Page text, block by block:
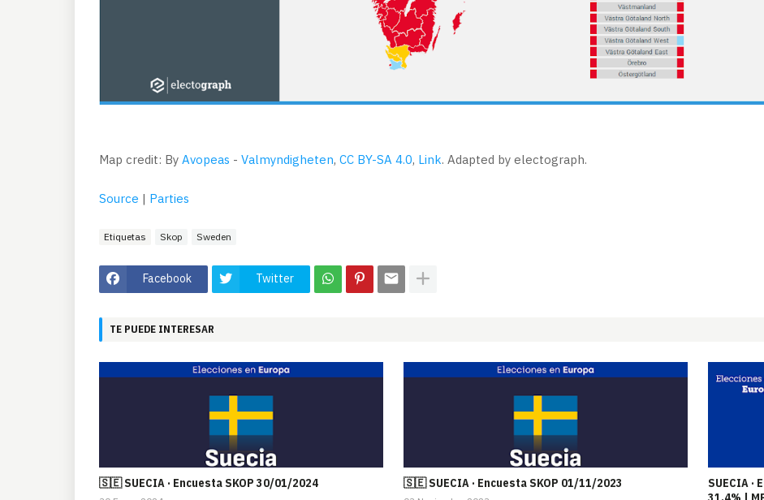
Map credit: By Avopeas - Valmyndigheten, CC BY-SA 4.0, Link. Adapted by electograph.
Source | Parties
Etiquetas Skop Sweden
Facebook Twitter
TE PUEDE INTERESAR
🇸🇪 SUECIA · Encuesta SKOP 30/01/2024 🇸🇪 SUECIA · Encuesta SKOP 01/11/2023
SUECIA ·